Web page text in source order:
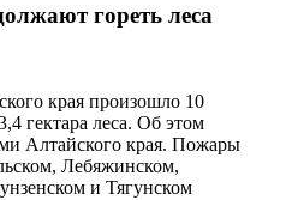
гореть леса
края произошло 10
гектара леса. Об этом
Алтайского края. Пожары
Лебяжинском,
и Тягунском